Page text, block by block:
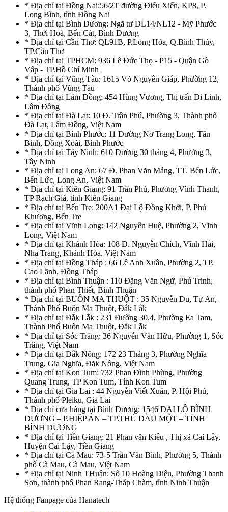
* Địa chỉ tại Đồng Nai:56/2T đường Điểu Xiển, KP8, P.
Long Bình, tỉnh Đồng Nai
* Địa chỉ tại Bình Dương: Ngã tư DL14/NL12 - Mỹ Phước
3, Thới Hoà, Bến Cát, Bình Dương
* Địa chỉ tại Cần Thơ: QL91B, P.Long Hòa, Q.Bình Thủy,
TP.Cần Thơ
* Địa chỉ tại TPHCM: 936 Lê Đức Thọ - P15 - Quận Gò
Vấp - TP.Hồ Chí Minh
* Địa chỉ tại Vũng Tàu: 1615 Võ Nguyên Giáp, Phường 12,
Thành phố Vũng Tàu
* Địa chỉ tại Lâm Đồng: 454 Hùng Vương, Thị trấn Di Linh,
Lâm Đồng
* Địa chỉ tại Đà Lạt: 10 Đ. Trần Phú, Phường 3, Thành phố
Đà Lạt, Lâm Đồng, Việt Nam
* Địa chỉ tại Bình Phước: 11 Đường Nơ Trang Long, Tân
Bình, Đồng Xoài, Bình Phước
* Địa chỉ tại Tây Ninh: 610 Đường 30 tháng 4, Phường 3,
Tây Ninh
* Địa chỉ tại Long An: 67 Đ. Phan Văn Mảng, TT. Bến Lức,
Bến Lức, Long An, Việt Nam
* Địa chỉ tại Kiên Giang: 91 Trần Phú, Phường Vĩnh Thanh,
TP Rạch Giá, tỉnh Kiên Giang
* Địa chỉ tại Bến Tre: 200A1 Đại Lộ Đồng Khởi, P. Phú
Khương, Bến Tre
* Địa chỉ tại Vĩnh Long: 142 Nguyễn Huệ, Phường 2, Vĩnh
Long, Việt Nam
* Địa chỉ tại Khánh Hòa: 108 Đ. Nguyễn Chích, Vĩnh Hải,
Nha Trang, Khánh Hòa, Việt Nam
* Địa chỉ tại Đồng Tháp : 66 Lê Anh Xuân, Phường 2, TP.
Cao Lãnh, Đồng Tháp
* Địa chỉ tại Bình Thuận : 110 Đặng Văn Ngữ, Phú Trinh,
thành phố Phan Thiết, Bình Thuận
* Địa chỉ tại BUÔN MA THUỘT : 35 Nguyễn Du, Tự An,
Thành Phố Buôn Ma Thuột, Đắk Lắk
* Địa chỉ tại Đắk Lắk : 231 Đường 30.4, Phường Ea Tam,
Thành Phố Buôn Ma Thuột, Đắk Lắk
* Địa chỉ tại Sóc Trăng: 36 Nguyễn Văn Hữu, Phường 1, Sóc
Trăng, Việt Nam
* Địa chỉ tại Đắk Nông: 172 23 Tháng 3, Phường Nghĩa
Trung, Gia Nghĩa, Đăk Nông, Việt Nam
* Địa chỉ tại Kon Tum: 732 Phan Đình Phùng, Phường
Quang Trung, TP Kon Tum, Tỉnh Kon Tum
* Địa chỉ tại Gia Lai : 44 Nguyễn Viết Xuân, P. Hội Phú,
Thành phố Pleiku, Gia Lai
* Địa chỉ cửa hàng tại Bình Dương: 1546 ĐẠI LỘ BÌNH
DƯƠNG – P.HIỆP AN – TP.THỦ DẦU MỘT – TỈNH
BÌNH DƯƠNG
* Địa chỉ tại Tiền Giang: 21 Phan văn Kiêu , Thị xã Cai Lậy,
Huyện Cai Lậy, Tiền Giang
* Địa chỉ tại Cà Mau: 73-5 Trần Văn Bình, Phường 5, Thành
phố Cà Mau, Cà Mau, Việt Nam
* Địa chỉ tại Ninh THuận: Số 10 Hoàng Diệu, Phường Thanh
Sơn, thành phố Phan Rang-Tháp Chàm, tỉnh Ninh Thuận
Hệ thống Fanpage của Hanatech